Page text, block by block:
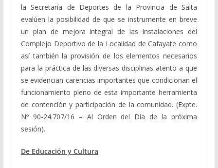
la Secretaría de Deportes de la Provincia de Salta
evalúen la posibilidad de que se instrumente en breve
un plan de mejora integral de las instalaciones del
Complejo Deportivo de la Localidad de Cafayate como
así también la provisión de los elementos necesarios
para la práctica de las diversas disciplinas atento a que
se evidencian carencias importantes que condicionan el
funcionamiento pleno de esta importante herramienta
de contención y participación de la comunidad. (Expte.
Nº 90-24.707/16 – Al Orden del Día de la próxima
sesión).
De Educación y Cultura